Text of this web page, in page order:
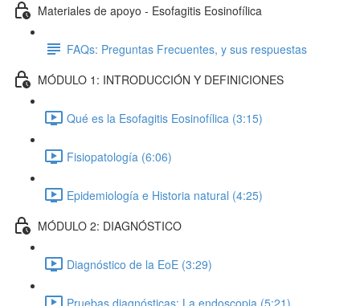
Materiales de apoyo - Esofagitis Eosinofílica
FAQs: Preguntas Frecuentes, y sus respuestas
MÓDULO 1: INTRODUCCIÓN Y DEFINICIONES
Qué es la Esofagitis Eosinofílica (3:15)
Fisiopatología (6:06)
Epidemiología e Historia natural (4:25)
MÓDULO 2: DIAGNÓSTICO
Diagnóstico de la EoE (3:29)
Pruebas diagnósticas: La endoscopia (5:21)